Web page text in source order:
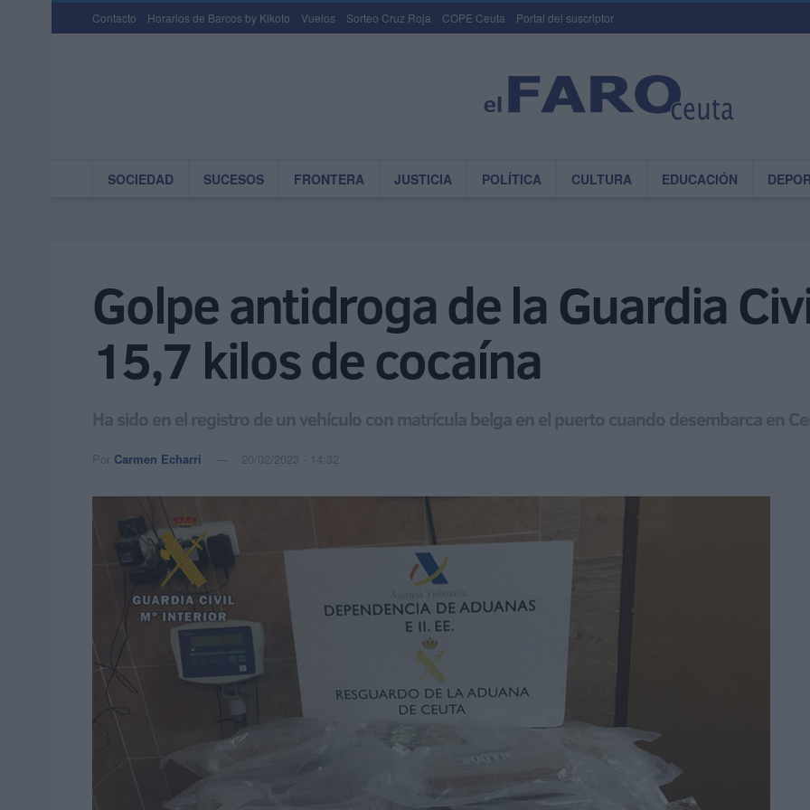
Contacto Horarios de Barcos by Kikoto Vuelos Sorteo Cruz Roja COPE Ceuta Portal del suscriptor
SOCIEDAD SUCESOS FRONTERA JUSTICIA POLÍTICA CULTURA EDUCACIÓN
Golpe antidroga de la Guardia
15,7 kilos de cocaína
Ha sido en el registro de un vehículo con matrícula belga en el puerto cuando desembarca en
Por Carmen Echarri 20/02/2023 - 14:32